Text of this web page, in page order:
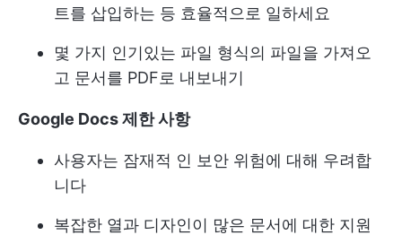
트를 삽입하는 등 효율적으로 일하세요
몇 가지 인기있는 파일 형식의 파일을 가져오
고 문서를 PDF로 내보내기
Google Docs 제한 사항
사용자는 잠재적 인 보안 위험에 대해 우려합
니다
복잡한 열과 디자인이 많은 문서에 대한 지원